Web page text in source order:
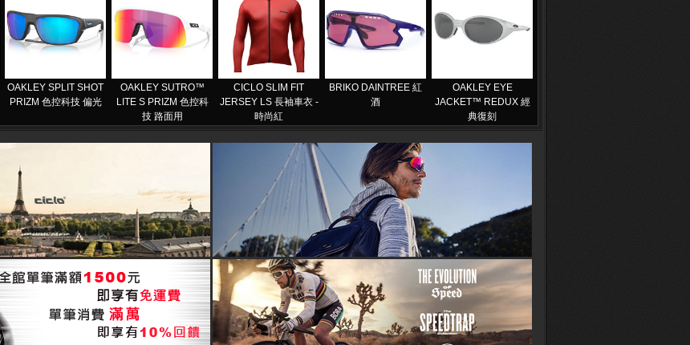
OAKLEY SPLIT SHOT
PRIZM 色控科技 偏光
OAKLEY SUTRO™
LITE S PRIZM 色控科
技 路面用
CICLO SLIM FIT
JERSEY LS 長袖車衣 -
時尚紅
BRIKO DAINTREE 紅
酒
OAKLEY EYE
JACKET™ REDUX 經
典復刻